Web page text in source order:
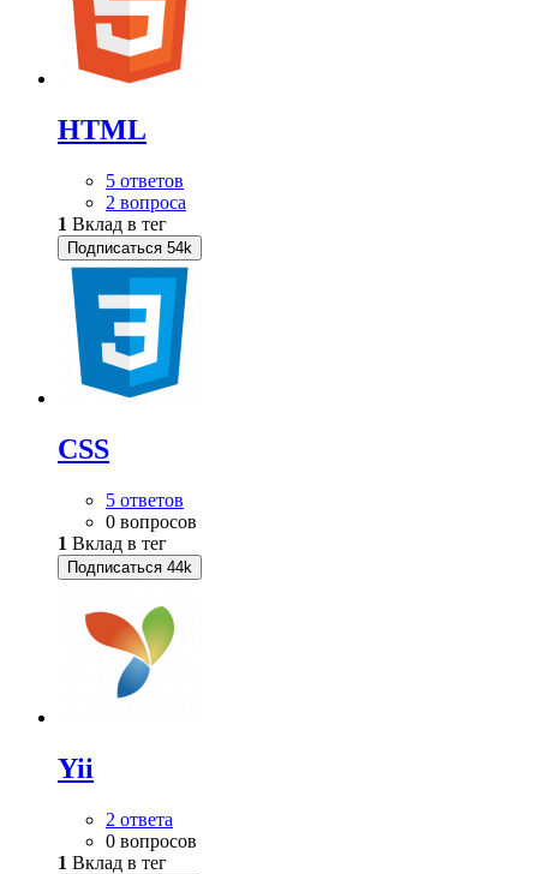
HTML
5 ответов
2 вопроса
1 Вклад в тег
Подписаться 54k
CSS
5 ответов
0 вопросов
1 Вклад в тег
Подписаться 44k
Yii
2 ответа
0 вопросов
1 Вклад в тег